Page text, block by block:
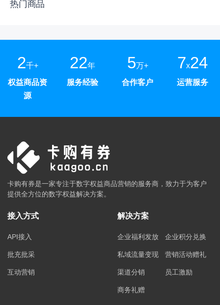
热门商品
2千+
权益商品资
源
22年
服务经验
5万+
合作客户
7x24
运营服务
卡购有券是一家专注于数字权益商品营销的服务商，致力于为客户
提供全方位的数字权益解决方案。
接入方式
API接入
批充批采
互动营销
解决方案
企业福利发放 企业积分兑换
私域流量变现 营销活动赠礼
渠道分销 员工激励
商务礼赠